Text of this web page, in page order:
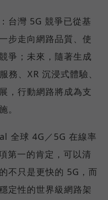
台灣 5G 競爭已從基
步走向網路品質、使
爭；未來，隨著生成
、XR 沉浸式體驗、
，行動網路將成為支
。
全球 4G／5G 在線率
第一的肯定，可以清
不只是更快的 5G，而
定性的世界級網路架